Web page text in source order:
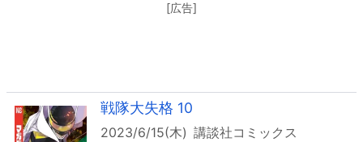
[広告]
戦隊大失格 10
2023/6/15(木) 講談社コミックス